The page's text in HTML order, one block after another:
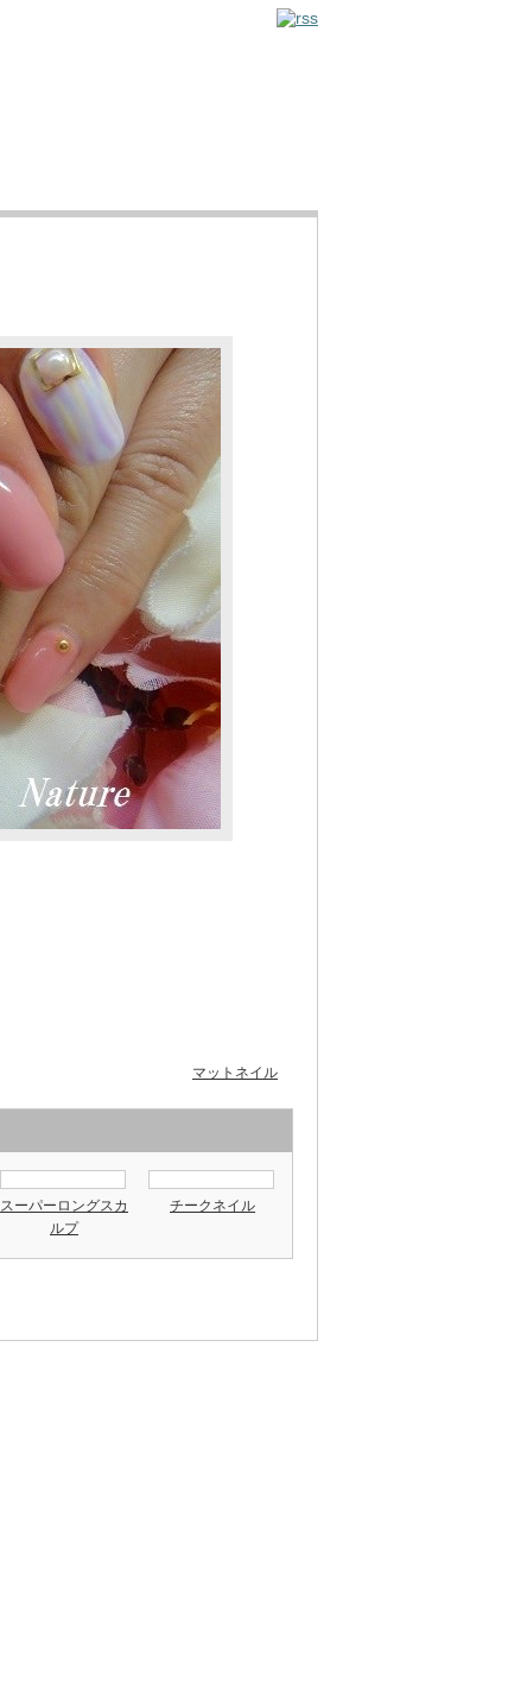
マットネイル
スーパーロングスカ
ルプ
チークネイル